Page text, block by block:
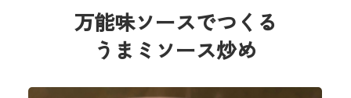
万能味ソースでつくる
うまミソース炒め